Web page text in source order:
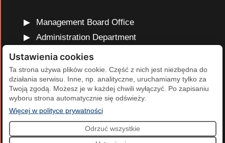
Management Board Office
Administration Department
Marketing and Communications Department
Olympic Education Department
Finance and Human Resources Department
Development Projects Department
2026 Polski Komitet Olimpijski | Projekt i realizacja:
Ustawienia cookies
Ta strona używa plików cookie. Część z nich jest niezbędna do
działania serwisu. Inne, np. analityczne, uruchamiamy tylko za
Twoją zgodą. Możesz je w każdej chwili wyłączyć. Po zapisaniu
wyboru strona automatycznie się odświeży.
Więcej w polityce prywatności(otwiera się w nowej karcie)
Odrzuć wszystkie